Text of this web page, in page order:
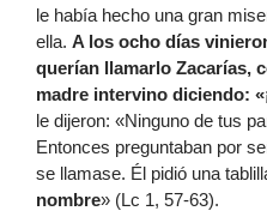
le había hecho una gran
ella. A los ocho días
querían llamarlo Zacarías,
madre intervino diciendo:
le dijeron: «Ninguno de tus
Entonces preguntaban por
se llamase. Él pidió una
nombre» (Lc 1, 57-63).